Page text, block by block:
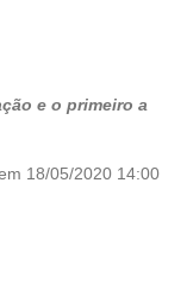
e o primeiro a
18/05/2020 14:00